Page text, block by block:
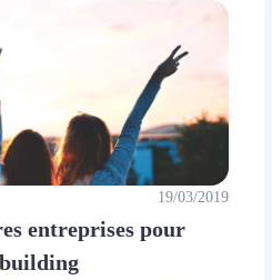
19/03/2019
entreprises pour